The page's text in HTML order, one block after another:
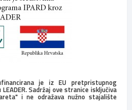
je iz EU pretpristupnog
Sadržaj ove stranice isključiva
i ne odražava nužno stajalište